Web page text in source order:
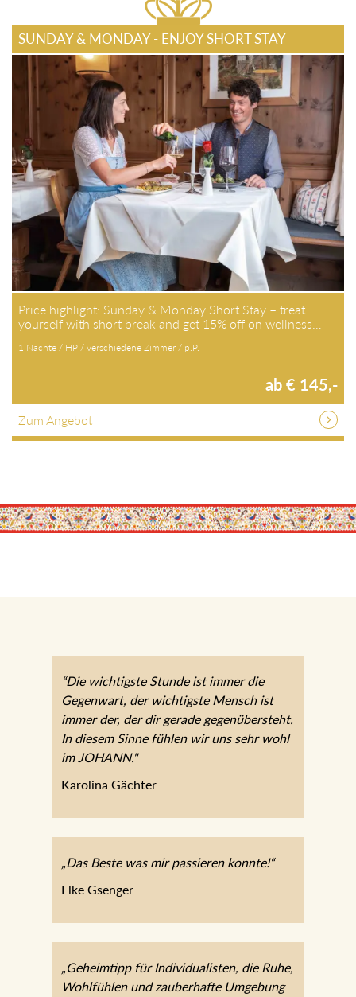
SUNDAY & MONDAY - ENJOY SHORT STAY
Price highlight: Sunday & Monday Short Stay – treat
yourself with short break and get 15% off on wellness…
1 Nächte / HP / verschiedene Zimmer / p.P.
ab € 145,-
Zum Angebot
“Die wichtigste Stunde ist immer die
Gegenwart, der wichtigste Mensch ist
immer der, der dir gerade gegenübersteht.
In diesem Sinne fühlen wir uns sehr wohl
im JOHANN."
Karolina Gächter
„Das Beste was mir passieren konnte!“
Elke Gsenger
„Geheimtipp für Individualisten, die Ruhe,
Wohlfühlen und zauberhafte Umgebung